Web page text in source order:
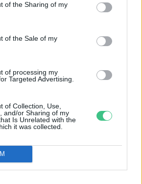
of the Sharing of my
of the Sale of my
of processing my
Targeted Advertising.
of Collection, Use,
and/or Sharing of my
Is Unrelated with the
it was collected.
A szennyvíztisztító telep
kezelt szennyvizet bocsát ki,
a szennyvíztisztító telep
tóban tartunk vissza. Ez a
talajvíz csökkenése során
folyamatokat, illetve
kialakulásának
egy fontos intézkedés
kitermelése, illetve
szürkevizet is a
tartjuk. Egy tavat